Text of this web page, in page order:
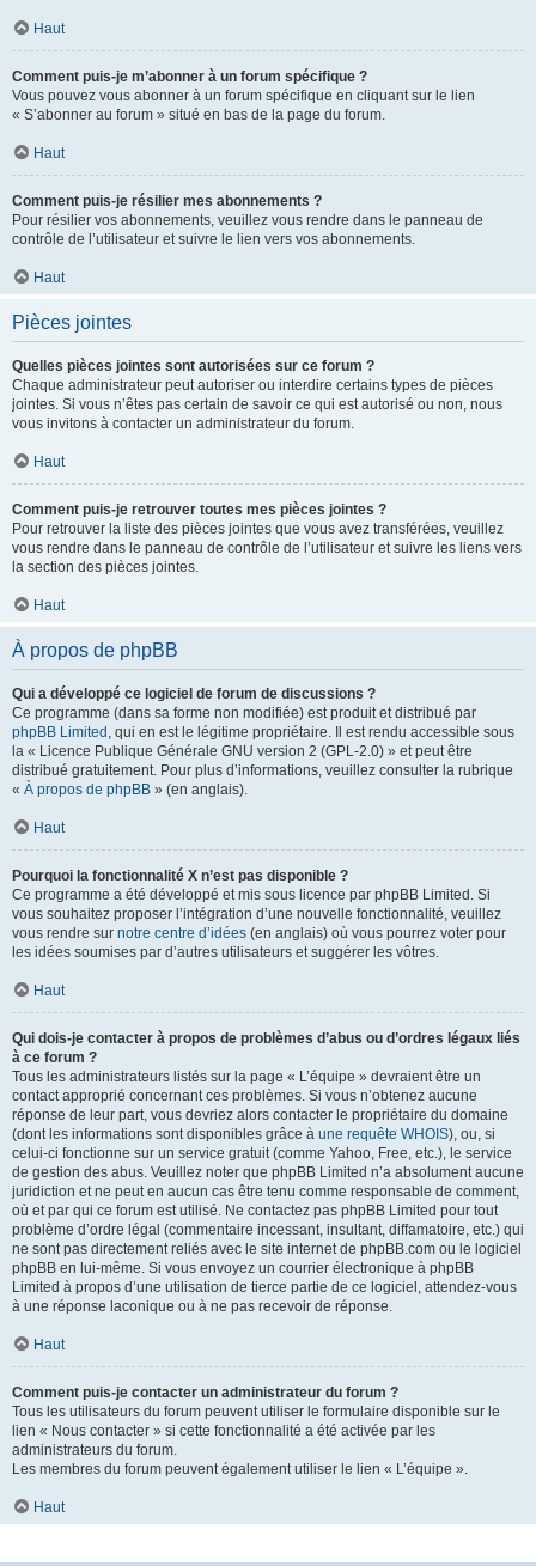
Haut
Comment puis-je m’abonner à un forum spécifique ?
Vous pouvez vous abonner à un forum spécifique en cliquant sur le lien
« S’abonner au forum » situé en bas de la page du forum.
Haut
Comment puis-je résilier mes abonnements ?
Pour résilier vos abonnements, veuillez vous rendre dans le panneau de
contrôle de l’utilisateur et suivre le lien vers vos abonnements.
Haut
Pièces jointes
Quelles pièces jointes sont autorisées sur ce forum ?
Chaque administrateur peut autoriser ou interdire certains types de pièces
jointes. Si vous n’êtes pas certain de savoir ce qui est autorisé ou non, nous
vous invitons à contacter un administrateur du forum.
Haut
Comment puis-je retrouver toutes mes pièces jointes ?
Pour retrouver la liste des pièces jointes que vous avez transférées, veuillez
vous rendre dans le panneau de contrôle de l’utilisateur et suivre les liens vers
la section des pièces jointes.
Haut
À propos de phpBB
Qui a développé ce logiciel de forum de discussions ?
Ce programme (dans sa forme non modifiée) est produit et distribué par
phpBB Limited , qui en est le légitime propriétaire. Il est rendu accessible sous
la « Licence Publique Générale GNU version 2 (GPL-2.0) » et peut être
distribué gratuitement. Pour plus d’informations, veuillez consulter la rubrique
« À propos de phpBB » (en anglais).
Haut
Pourquoi la fonctionnalité X n’est pas disponible ?
Ce programme a été développé et mis sous licence par phpBB Limited. Si
vous souhaitez proposer l’intégration d’une nouvelle fonctionnalité, veuillez
vous rendre sur notre centre d’idées (en anglais) où vous pourrez voter pour
les idées soumises par d’autres utilisateurs et suggérer les vôtres.
Haut
Qui dois-je contacter à propos de problèmes d’abus ou d’ordres légaux liés
à ce forum ?
Tous les administrateurs listés sur la page « L’équipe » devraient être un
contact approprié concernant ces problèmes. Si vous n’obtenez aucune
réponse de leur part, vous devriez alors contacter le propriétaire du domaine
(dont les informations sont disponibles grâce à une requête WHOIS), ou, si
celui-ci fonctionne sur un service gratuit (comme Yahoo, Free, etc.), le service
de gestion des abus. Veuillez noter que phpBB Limited n’a absolument aucune
juridiction et ne peut en aucun cas être tenu comme responsable de comment,
où et par qui ce forum est utilisé. Ne contactez pas phpBB Limited pour tout
problème d’ordre légal (commentaire incessant, insultant, diffamatoire, etc.) qui
ne sont pas directement reliés avec le site internet de phpBB.com ou le logiciel
phpBB en lui-même. Si vous envoyez un courrier électronique à phpBB
Limited à propos d’une utilisation de tierce partie de ce logiciel, attendez-vous
à une réponse laconique ou à ne pas recevoir de réponse.
Haut
Comment puis-je contacter un administrateur du forum ?
Tous les utilisateurs du forum peuvent utiliser le formulaire disponible sur le
lien « Nous contacter » si cette fonctionnalité a été activée par les
administrateurs du forum.
Les membres du forum peuvent également utiliser le lien « L’équipe ».
Haut